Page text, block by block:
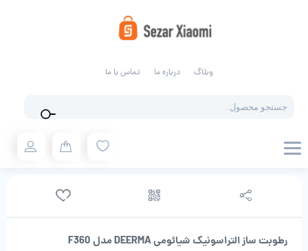
وبلاگ درباره ما تماس با ما
search
رطوبت ساز التراسونیک شیائومی DEERMA مدل F360